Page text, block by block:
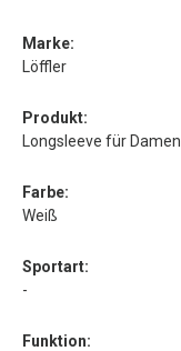
Marke:
Löffler
Produkt:
Longsleeve für Damen
Farbe:
Weiß
Sportart:
-
Funktion: